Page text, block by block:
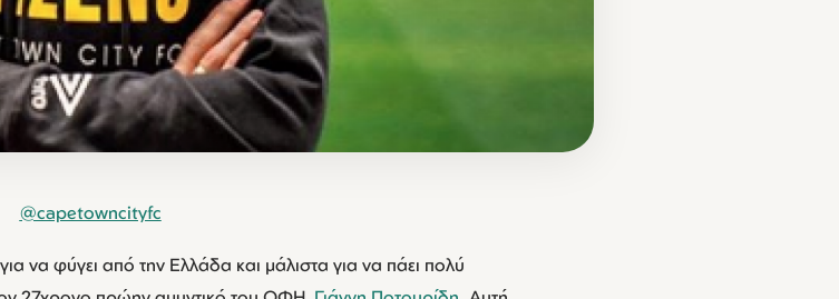
@capetowncityfc
να φύγει από την Ελλάδα και μάλιστα για να πάει πολύ